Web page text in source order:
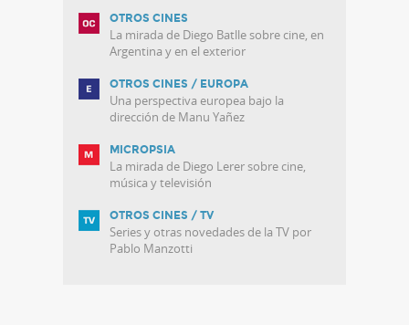
OTROS CINES
La mirada de Diego Batlle sobre cine, en
Argentina y en el exterior
OTROS CINES / EUROPA
Una perspectiva europea bajo la
dirección de Manu Yañez
MICROPSIA
La mirada de Diego Lerer sobre cine,
música y televisión
OTROS CINES / TV
Series y otras novedades de la TV por
Pablo Manzotti